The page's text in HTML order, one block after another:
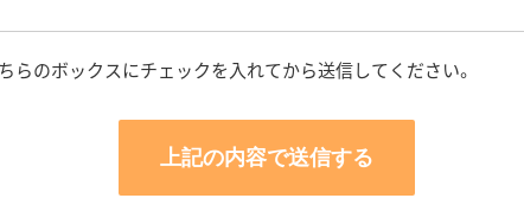
、利用目的を明確化するよう努力し、適法かつ公正な手段によって、
依頼される、下記業務を処理する目的で取得、利用させていただき、目
供託手続についての代理業務
らのボックスにチェックを入れてから送信してください。